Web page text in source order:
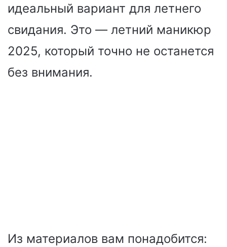
идеальный вариант для летнего
свидания. Это — летний маникюр
2025, который точно не останется
без внимания.
Из материалов вам понадобится: